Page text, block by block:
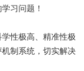
习问题！
性极高、精准性极
制系统，切实解决